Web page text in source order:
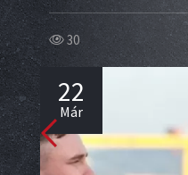
30
22
Már